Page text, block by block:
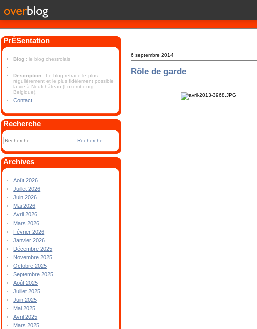
PrÉSentation
Blog : le blog chestrolais
Description : Le blog retrace le plus
régulièrement et le plus fidèlement possible
la vie à Neufchâteau (Luxembourg-
Belgique).
Contact
Recherche
Archives
Août 2026
Juillet 2026
Juin 2026
Mai 2026
Avril 2026
Mars 2026
Février 2026
Janvier 2026
Décembre 2025
Novembre 2025
Octobre 2025
Septembre 2025
Août 2025
Juillet 2025
Juin 2025
Mai 2025
Avril 2025
Mars 2025
6 septembre 2014
Rôle de garde